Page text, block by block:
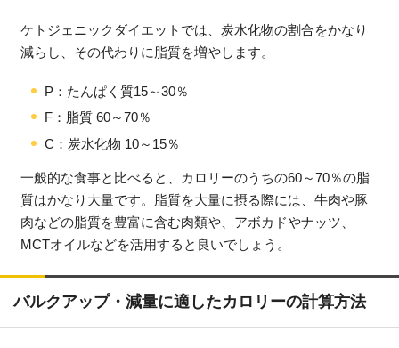
ケトジェニックダイエットでは、炭水化物の割合をかなり
減らし、その代わりに脂質を増やします。
P：たんぱく質15～30％
F：脂質 60～70％
C：炭水化物 10～15％
一般的な食事と比べると、カロリーのうちの60～70％の脂
質はかなり大量です。脂質を大量に摂る際には、牛肉や豚
肉などの脂質を豊富に含む肉類や、アボカドやナッツ、
MCTオイルなどを活用すると良いでしょう。
バルクアップ・減量に適したカロリーの計算方法